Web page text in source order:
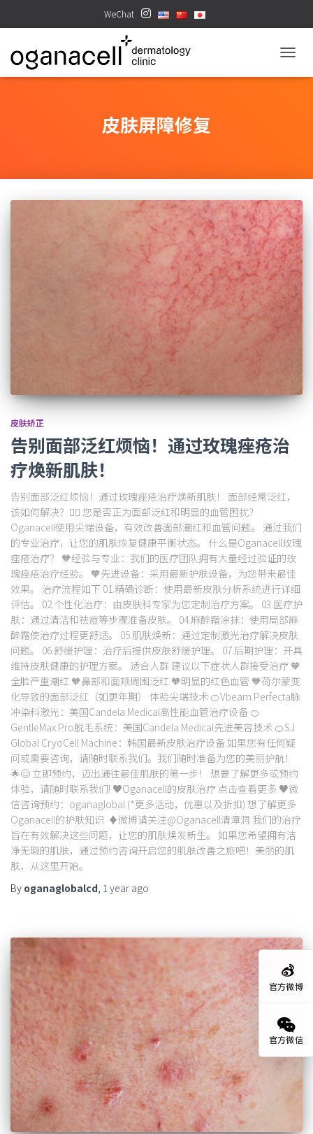
WeChat
皮肤屏障修复
皮肤矫正
告别面部泛红烦恼！通过玫瑰痤疮治
疗焕新肌肤！
告别面部泛红烦恼！通过玫瑰痤疮治疗焕新肌肤！ 面部经常泛红，
该如何解决？💁‍♀️ 您是否正为面部泛红和明显的血管困扰？
Oganacell使用尖端设备，有效改善面部潮红和血管问题。 通过我们
的专业治疗，让您的肌肤恢复健康平衡状态。 什么是Oganacell玫瑰
痤疮治疗？ 🧡经验与专业：我们的医疗团队拥有大量经过验证的玫
瑰痤疮治疗经验。 🧡先进设备：采用最新护肤设备，为您带来最佳
效果。 治疗流程如下 01.精确诊断：使用最新皮肤分析系统进行详细
评估。 02.个性化治疗：由皮肤科专家为您定制治疗方案。 03.医疗护
肤：通过清洁和祛痘等步骤准备皮肤。 04.麻醉霜涂抹：使用局部麻
醉霜使治疗过程更舒适。 05.肌肤焕新：通过定制激光治疗解决皮肤
问题。 06.舒缓护理：治疗后提供皮肤舒缓护理。 07.后期护理：开具
维持皮肤健康的护理方案。 适合人群 建议以下症状人群接受治疗 🧡
全脸严重潮红 🧡鼻部和面颊周围泛红 🧡明显的红色血管 🧡荷尔蒙变
化导致的面部泛红（如更年期） 体验尖端技术 🍊Vbeam Perfecta脉
冲染料激光：美国Candela Medical高性能血管治疗设备 🍊
GentleMax Pro脱毛系统：美国Candela Medical先进美容技术 🍊SJ
Global CryoCell Machine：韩国最新皮肤治疗设备 如果您有任何疑
问或需要咨询，请随时联系我们。我们随时准备为您的美丽护航！
🌟😊 立即预约，迈出通往最佳肌肤的第一步！ 想要了解更多或预约
体验，请随时联系我们! ♥Oganacell的皮肤治疗 点击查看更多 ♥微
信咨询预约：oganaglobal (*更多活动，优惠以及折扣) 想了解更多
Oganacell的护肤知识 ♦微博请关注@Oganacell清潭洞 我们的治疗
旨在有效解决这些问题，让您的肌肤焕发新生。 如果您希望拥有洁
净无瑕的肌肤，通过预约咨询开启您的肌肤改善之旅吧！美丽的肌
肤，从这里开始。
By oganaglobalcd 1 year ago
官方微博
官方微信